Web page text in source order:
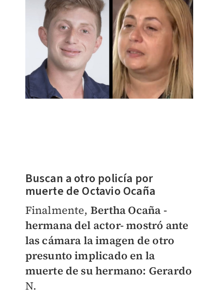
Buscan a otro policía por
muerte de Octavio Ocaña
Finalmente, Bertha Ocaña -
hermana del actor- mostró ante
las cámara la imagen de otro
presunto implicado en la
muerte de su hermano: Gerardo
N.